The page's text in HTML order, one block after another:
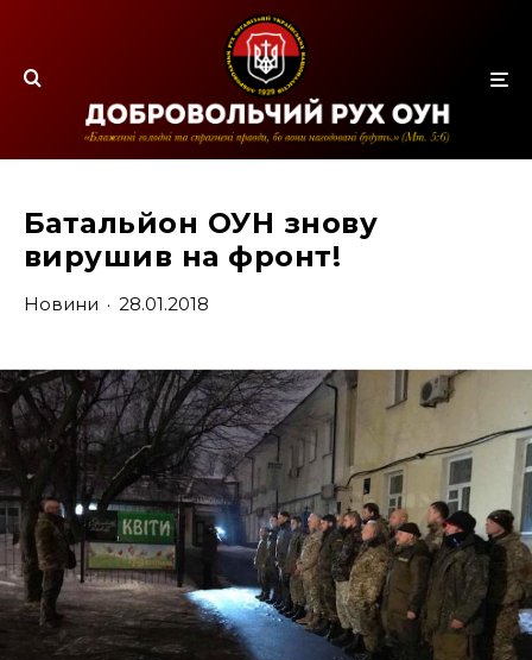
Батальйон ОУН знову
вирушив на фронт!
Новини · 28.01.2018